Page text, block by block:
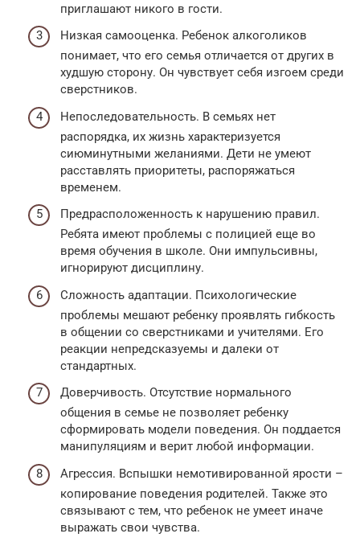
приглашают никого в гости.
Низкая самооценка. Ребенок алкоголиков
понимает, что его семья отличается от других в
худшую сторону. Он чувствует себя изгоем среди
сверстников.
Непоследовательность. В семьях нет
распорядка, их жизнь характеризуется
сиюминутными желаниями. Дети не умеют
расставлять приоритеты, распоряжаться
временем.
Предрасположенность к нарушению правил.
Ребята имеют проблемы с полицией еще во
время обучения в школе. Они импульсивны,
игнорируют дисциплину.
Сложность адаптации. Психологические
проблемы мешают ребенку проявлять гибкость
в общении со сверстниками и учителями. Его
реакции непредсказуемы и далеки от
стандартных.
Доверчивость. Отсутствие нормального
общения в семье не позволяет ребенку
сформировать модели поведения. Он поддается
манипуляциям и верит любой информации.
Агрессия. Вспышки немотивированной ярости –
копирование поведения родителей. Также это
связывают с тем, что ребенок не умеет иначе
выражать свои чувства.